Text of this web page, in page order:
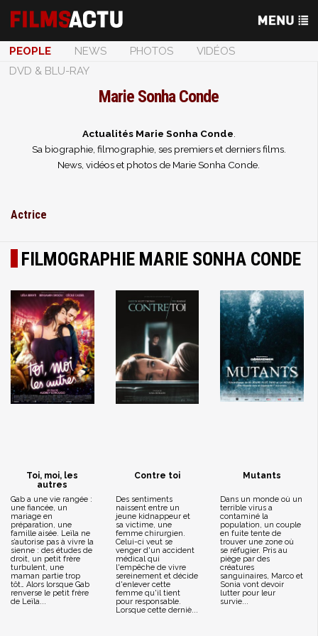
PEOPLE NEWS PHOTOS
VIDÉOS
DVD & BLU-RAY
Marie Sonha Conde
Actualités Marie Sonha Conde
Sa biographie, filmographie, ses premiers et derniers films.
News, vidéos et photos de Marie Sonha Conde.
Actrice
FILMOGRAPHIE MARIE SONHA CONDE
Toi, moi, les
autres
Gab a une vie rangée :
une fiancée, un
mariage en
préparation, une
famille aisée. Leïla ne
s’autorise pas à vivre la
sienne : des études de
droit, un petit frère
turbulent, une
maman partie trop
tôt… Alors lorsque Gab
renverse le petit frère
de Leïla...
Contre toi
Des sentiments
naissent entre un
jeune kidnappeur et
sa victime, une
femme chirurgien.
Celui-ci veut se
venger d'un accident
médical qui
l'empêche de vivre
sereinement et décide
d'enlever cette
femme qu'il tient
pour responsable.
Lorsque cette derniè...
Mutants
Dans un monde où un
terrible virus a
contaminé la
population, un couple
en fuite tente de
trouver une zone où
se réfugier. Pris au
piège par des
créatures
sanguinaires, Marco et
Sonia vont devoir
lutter pour leur
survie...